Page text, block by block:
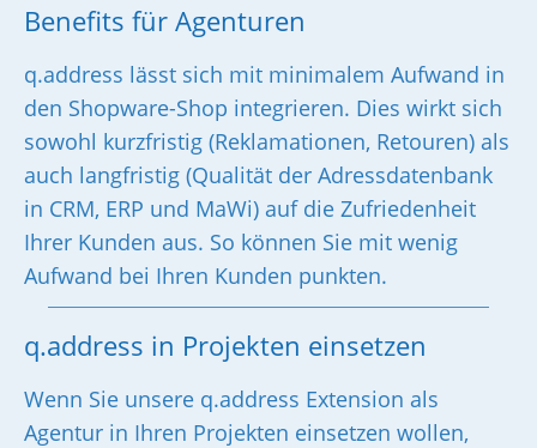
Benefits für Agenturen
q.address lässt sich mit minimalem Aufwand in
den Shopware-Shop integrieren. Dies wirkt sich
sowohl kurzfristig (Reklamationen, Retouren) als
auch langfristig (Qualität der Adressdatenbank
in CRM, ERP und MaWi) auf die Zufriedenheit
Ihrer Kunden aus. So können Sie mit wenig
Aufwand bei Ihren Kunden punkten.
q.address in Projekten einsetzen
Wenn Sie unsere q.address Extension als
Agentur in Ihren Projekten einsetzen wollen,